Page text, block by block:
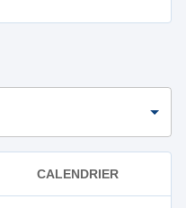
CALENDRIER